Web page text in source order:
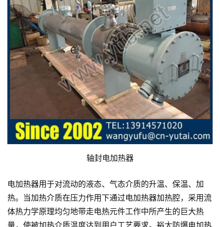
轴封电加热器
电加热器用于对流动的液态、气态介质的升温、保温、加
热。当加热介质在压力作用下通过电加热器加热腔，采用流
体热力学原理均匀地带走电热元件工作中所产生的巨大热